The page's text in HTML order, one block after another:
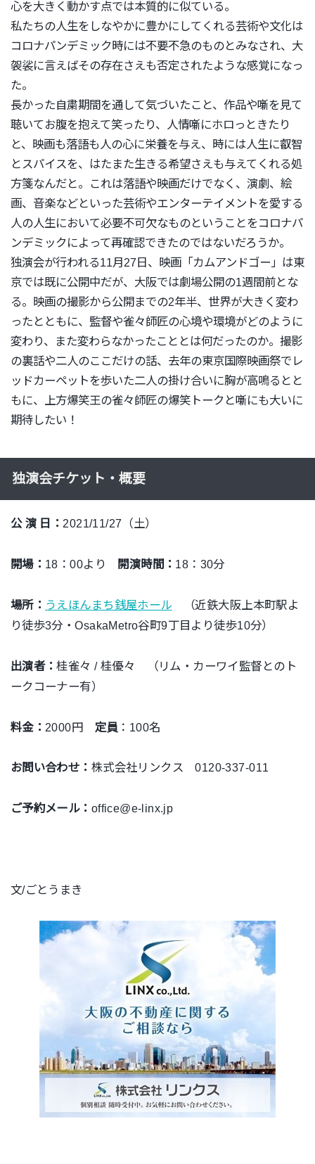
心を大きく動かす点では本質的に似ている。
私たちの人生をしなやかに豊かにしてくれる芸術や文化は
コロナパンデミック時には不要不急のものとみなされ、 大
袈裟に言えばその存在さえも否定されたような感覚になっ
た。
長かった自粛期間を通して気づいたこと、 作品や噺を見て
聴いてお腹を抱えて笑ったり、
人情噺にホロっときたり
と、映画も落語も人の心に栄養を与え、
時には人生に叡智
とスパイスを、
はたまた生きる希望さえも与えてくれる処
方箋なんだと。これは落語や映画だけでなく、演劇、絵
画、 音楽などといった芸術やエンターテイメントを愛する
人の人生において必要不可欠なものということをコロナパ
ンデミッ クによって再確認できたのではないだろうか。
独演会が行われる11月27日、映画「カムアンドゴー」
は東
京では既に公開中だが、大阪では劇場公開の1週間前とな
る。
映画の撮影から公開までの2年半、 世界が大きく変わ
ったとともに、 監督や雀々師匠の心境や環境がどのように
変わり、
また変わらなかったこととは何だったのか。撮影
の裏話や二人のここだけの話、去年の東京国際映画祭でレ
ッドカーペットを歩いた二人の掛け合いに胸が高鳴るとと
もに、
上方爆笑王の雀々師匠の爆笑トークと噺にも大いに
期待したい！
独演会チケット・概要
公 演 日： 2021/11/27（土）
開場： 18：00より 開演時間： 18：30分
場所： うえほんまち銭屋ホール （近鉄大阪上本町駅よ
り徒歩3分・OsakaMetro谷町9丁目より徒歩10分）
出演者：桂雀々 / 桂優々 （リム・カーワイ監督とのト
ークコーナー有）
料金： 2000円 定員 ：100名
お問い合わせ： 株式会社リンクス 0120-337-011
ご予約メール： office@e-linx.jp
文/ごとうまき